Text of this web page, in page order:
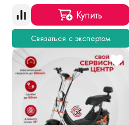
Купить
Связаться с экспертом